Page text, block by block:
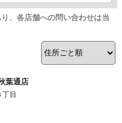
、各店舗への問い合わせは当
葉通店
目